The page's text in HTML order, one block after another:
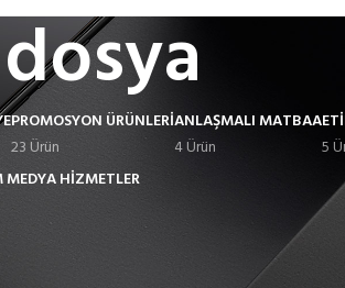
PROMOSYON ÜRÜNLERI
23 Ürün
ANLAŞMALI MATBAA
4 Ürün
5
HIZMETLER